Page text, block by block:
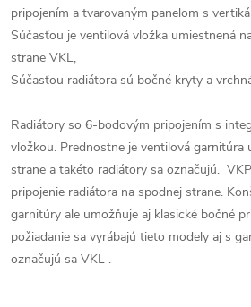
pripojením a tvarovaným panelom s
Súčasťou je ventilová vložka umiestnená
strane VKL,
Súčasťou radiátora sú bočné kryty a
Radiátory so 6-bodovým pripojením s
vložkou. Prednostne je ventilová garnitúra
strane a takéto radiátory sa označujú.
pripojenie radiátora na spodnej strane.
garnitúry ale umožňuje aj klasické bočné
požiadanie sa vyrábajú tieto modely aj s
označujú sa VKL .